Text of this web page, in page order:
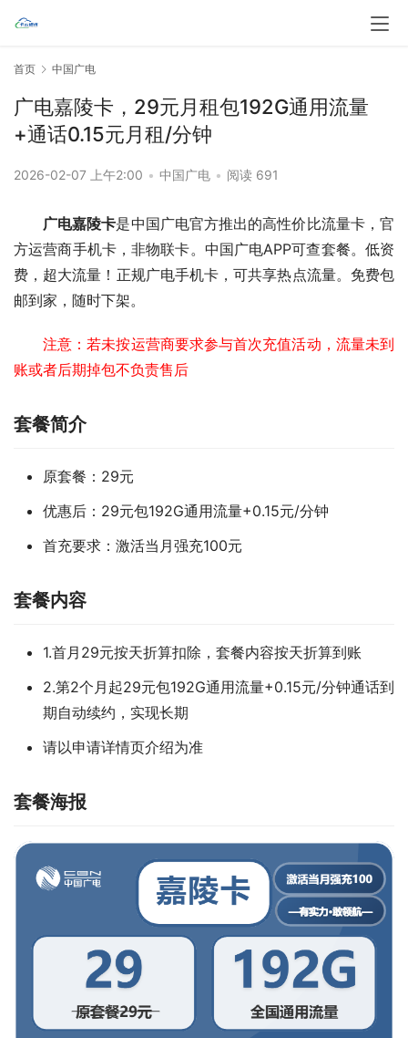
首页 中国广电
广电嘉陵卡，29元月租包192G通用流量
+通话0.15元月租/分钟
2026-02-07 上午2:00 • 中国广电 • 阅读 691
广电嘉陵卡是中国广电官方推出的高性价比流量卡，官
方运营商手机卡，非物联卡。中国广电APP可查套餐。低资
费，超大流量！正规广电手机卡，可共享热点流量。免费包
邮到家，随时下架。
注意：若未按运营商要求参与首次充值活动，流量未到
账或者后期掉包不负责售后
套餐简介
原套餐：29元
优惠后：29元包192G通用流量+0.15元/分钟
首充要求：激活当月强充100元
套餐内容
1.首月29元按天折算扣除，套餐内容按天折算到账
2.第2个月起29元包192G通用流量+0.15元/分钟通话到
期自动续约，实现长期
请以申请详情页介绍为准
套餐海报